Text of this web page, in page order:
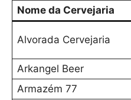
Nome da Cervejaria
Alvorada Cervejaria
Arkangel Beer
Armazém 77